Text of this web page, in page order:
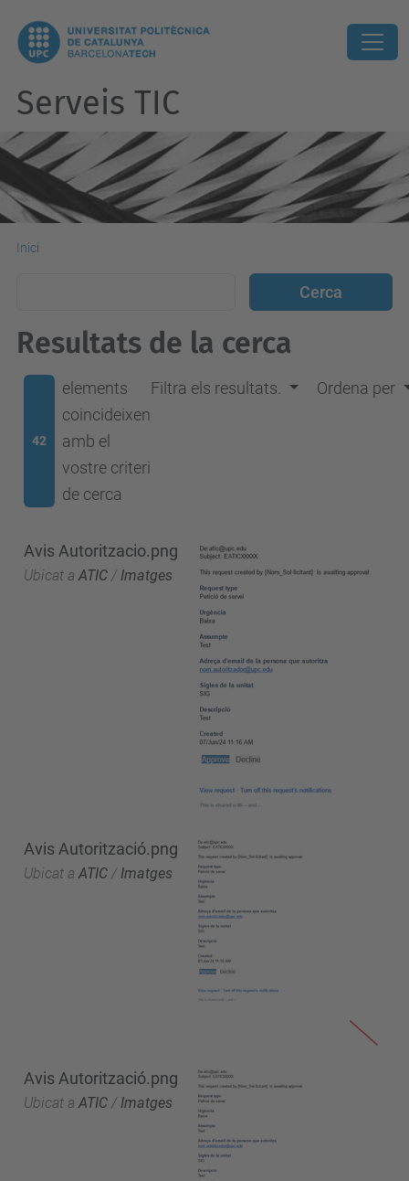
Serveis TIC
Inici
Resultats de la cerca
42
elements
coincideixen
amb el
vostre criteri
de cerca
Filtra els resultats. Ordena per
Avis Autoritzacio.png
Ubicat a ATIC / Imatges
Avis Autorització.png
Ubicat a ATIC / Imatges
Avis Autorització.png
Ubicat a ATIC / Imatges